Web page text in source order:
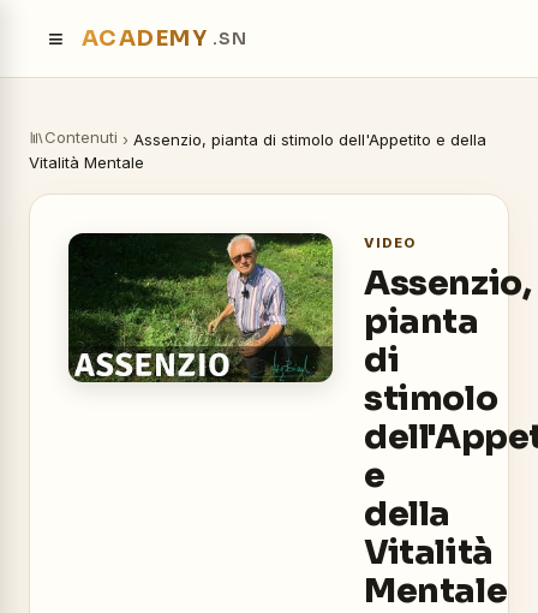
≡ ACADEMY .SN
Contenuti › Assenzio, pianta di stimolo dell'Appetito e della
Vitalità Mentale
VIDEO
Assenzio,
pianta
di
stimolo
e
della
Vitalità
Mentale